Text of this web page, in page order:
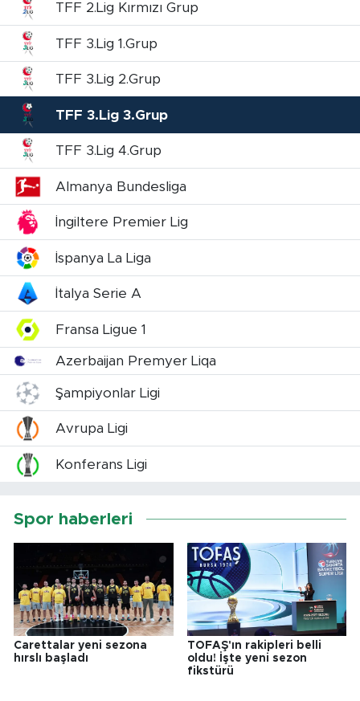
TFF 2.Lig Kırmızı Grup
TFF 3.Lig 1.Grup
TFF 3.Lig 2.Grup
TFF 3.Lig 3.Grup
TFF 3.Lig 4.Grup
Almanya Bundesliga
İngiltere Premier Lig
İspanya La Liga
İtalya Serie A
Fransa Ligue 1
Azerbaijan Premyer Liqa
Şampiyonlar Ligi
Avrupa Ligi
Konferans Ligi
Spor haberleri
Carettalar yeni sezona
hırslı başladı
TOFAŞ'ın rakipleri belli
oldu! İşte yeni sezon
fikstürü